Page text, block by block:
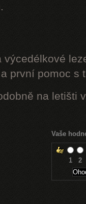
výcedélkové
první pomoc s
na letišti
Vaše
1 2